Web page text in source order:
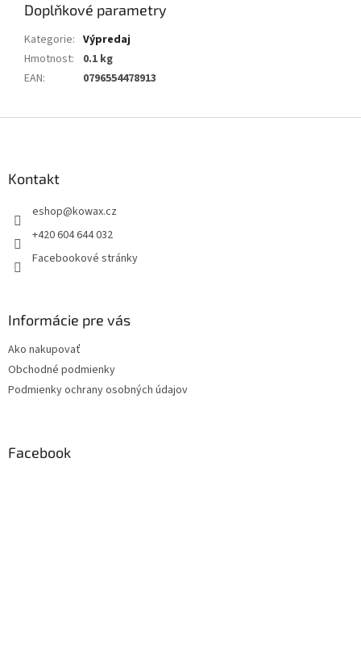
Doplňkové parametry
Kategorie: Výpredaj
Hmotnost:
0.1 kg
EAN: 0796554478913
Kontakt
eshop@kowax.cz
+420 604 644 032
Facebookové stránky
Informácie pre vás
Ako nakupovať
Obchodné podmienky
Podmienky ochrany osobných údajov
Facebook